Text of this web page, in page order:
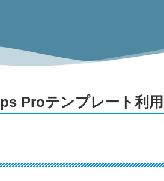
Proテンプレート利